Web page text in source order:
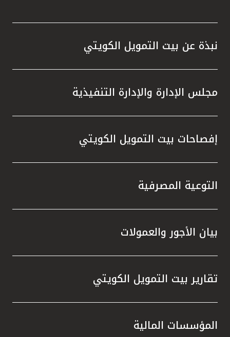
نبذة عن بيت التمويل الكويتي
مجلس الإدارة والإدارة التنفيذية
إفصاحات بيت التمويل الكويتي
التوعية المصرفية
بيان الأجور والعمولات
تقارير بيت التمويل الكويتي
المؤسسات المالية